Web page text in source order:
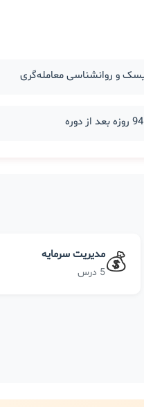
و روانشناسی معامله‌گری
💰مدیریت سرمایه
5 درس